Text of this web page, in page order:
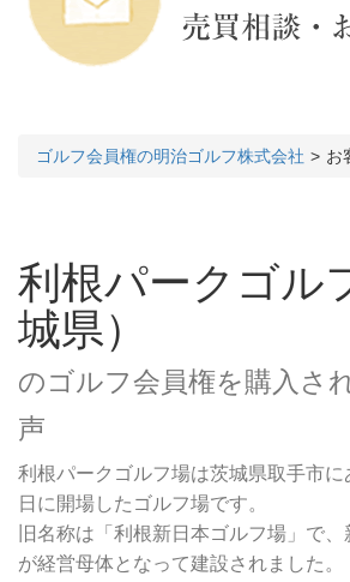
ゴルフ会員権の明治ゴルフ株式会社 お
利根パークゴル
城県）
のゴルフ会員権を購入さ
声
利根パークゴルフ場は茨城県取手市
日に開場したゴルフ場です。
旧名称は「利根新日本ゴルフ場」で
が経営母体となって建設されました。